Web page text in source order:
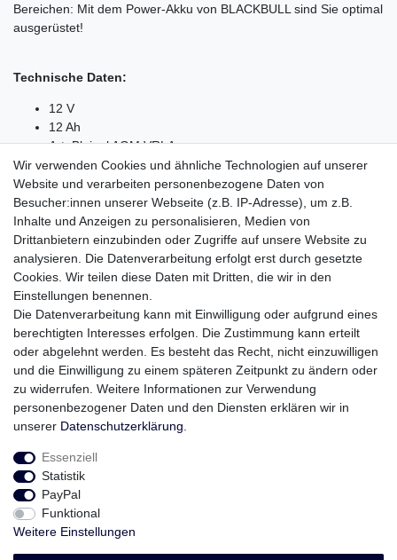
Bereichen: Mit dem Power-Akku von BLACKBULL sind Sie optimal
ausgerüstet!
Technische Daten:
12 V
12 Ah
Art: Bleigel AGM VRLA
Abmessungen ca (LxBxH): 152 x 99 x 100 mm
Gewicht: ca 4,3 kg
Ausführung mit SCHRAUB-Anschluss
Max. Ladestrom 3 A
Gehäusefarbe je nach Verfügbarkeit
Lieferung erfolgt out-of-the-box, einzeln ohne Umverpackung. Es
handelt sich um Neuware, wie auf dem Produktionsdatum oben
am Akku eingestempelt ist.
Blei Bleiakku Bleigel Akku Batterie Bleigelakku Gelakku Zyklenfest Zyklentyp 12V 10AH 15Ah 17AH 7AH 9AH 8AH
10AH
BLACKBULL, BleiAkku, Blei Akku, Blei Gel Akku, Akkumulator, Sealed Battery, USV, unterbrechnungsfrei
Spannungsversorgung, Krankenfahrstühle, Sicherheitstechnik, Modellbau, EVOKING, Fliesakku, Akku für
ElektroRoller, ElektroScooter, E-Scooter
Widerrufs­recht
Wir verwenden Cookies und ähnliche Technologien auf unserer
Website und verarbeiten personenbezogene Daten von
Besucher:innen unserer Webseite (z.B. IP-Adresse), um z.B.
Inhalte und Anzeigen zu personalisieren, Medien von
Drittanbietern einzubinden oder Zugriffe auf unsere Website zu
analysieren. Die Datenverarbeitung erfolgt erst durch gesetzte
Cookies. Wir teilen diese Daten mit Dritten, die wir in den
Einstellungen benennen.
Die Datenverarbeitung kann mit Einwilligung oder aufgrund eines
berechtigten Interesses erfolgen. Die Zustimmung kann erteilt
oder abgelehnt werden. Es besteht das Recht, nicht einzuwilligen
und die Einwilligung zu einem späteren Zeitpunkt zu ändern oder
zu widerrufen. Weitere Informationen zur Verwendung
personenbezogener Daten und den Diensten erklären wir in
unserer Daten­schutz­erklärung
Essenziell
Statistik
PayPal
Funktional
Weitere Einstellungen